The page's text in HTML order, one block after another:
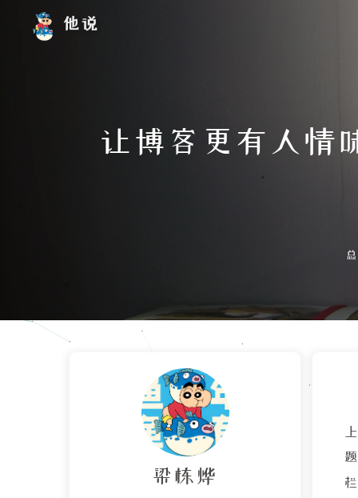
他说
让博客更有人情
梁栋烨